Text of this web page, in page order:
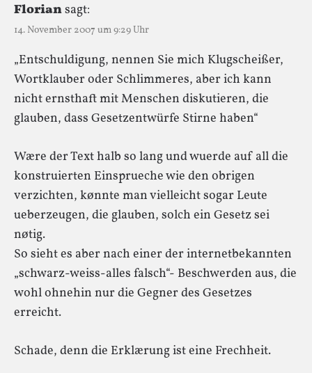
Floriansagt:
14. November 2007 um 9:29 Uhr
„Entschuldigung, nennen Sie mich Klugscheißer,
Wortklauber oder Schlimmeres, aber ich kann
nicht ernsthaft mit Menschen diskutieren, die
glauben, dass Gesetzentwürfe Stirne haben“
Wære der Text halb so lang und wuerde auf all die
konstruierten Einsprueche wie den obrigen
verzichten, kønnte man vielleicht sogar Leute
ueberzeugen, die glauben, solch ein Gesetz sei
nøtig.
So sieht es aber nach einer der internetbekannten
„schwarz-weiss-alles falsch“- Beschwerden aus, die
wohl ohnehin nur die Gegner des Gesetzes
erreicht.
Schade, denn die Erklærung ist eine Frechheit.